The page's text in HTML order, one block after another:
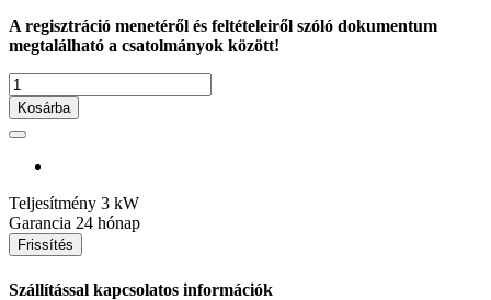
A regisztráció menetéről és feltételeiről szóló dokumentum
megtalálható a csatolmányok között!
Kosárba
Teljesítmény 3 kW
Garancia 24 hónap
Szállítással kapcsolatos információk